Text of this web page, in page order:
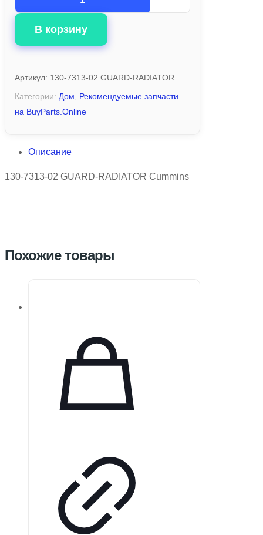
В корзину
Артикул: 130-7313-02 GUARD-RADIATOR
Категории: Дом
Рекомендуемые запчасти
на BuyParts.Online
Описание
130-7313-02 GUARD-RADIATOR Cummins
Похожие товары